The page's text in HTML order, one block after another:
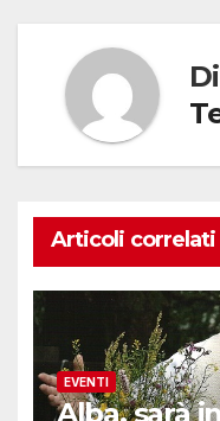
Di
Articoli correlati
EVENTI
Alba, sarà